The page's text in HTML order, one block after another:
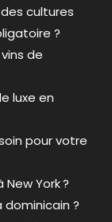
cultures
?
de
luxe en
pour votre
York ?
?